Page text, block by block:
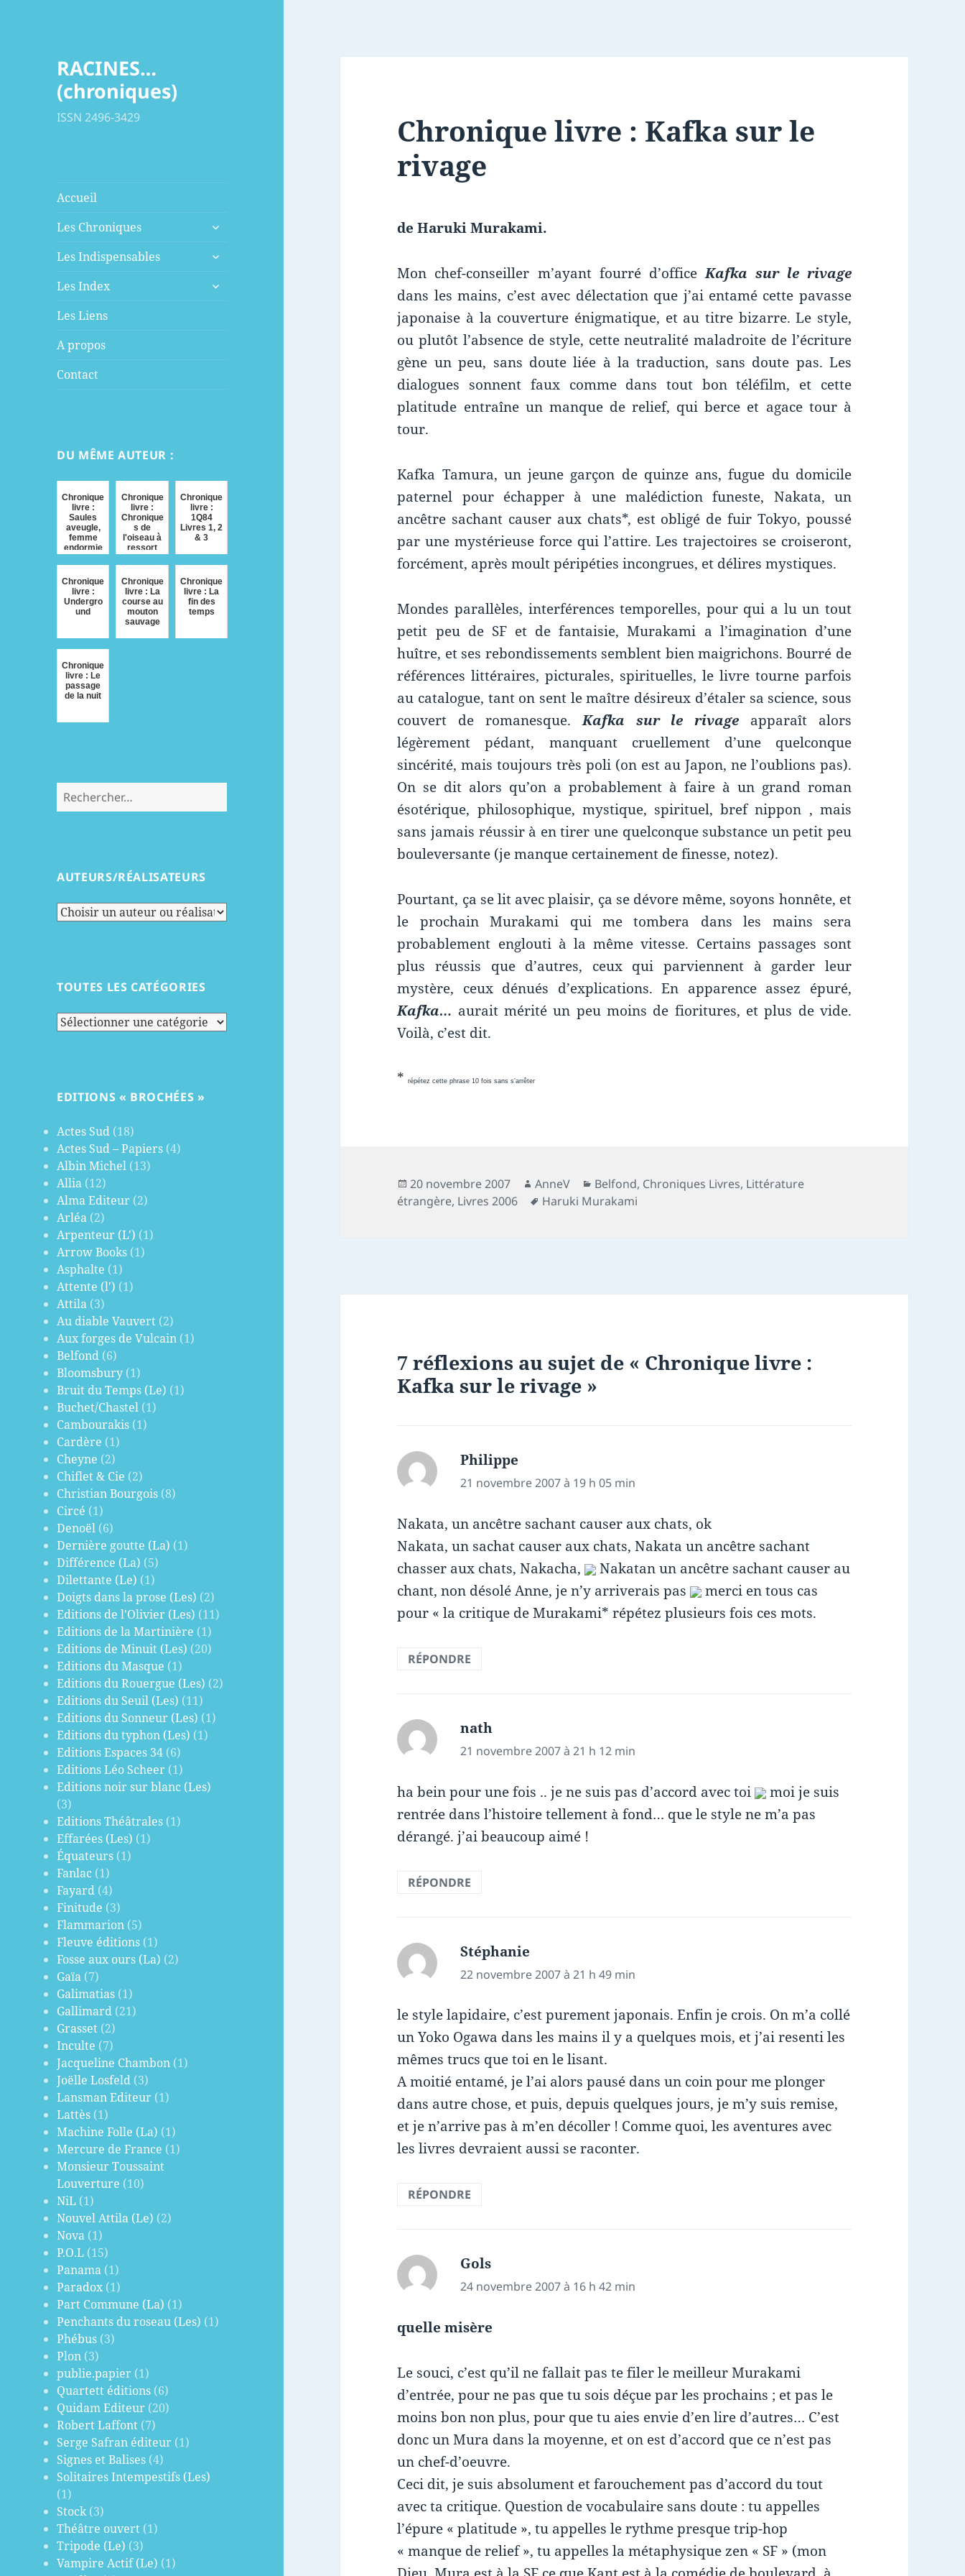
RACINES…
(chroniques)
ISSN 2496-3429
Accueil
Les Chroniques
ouvrir
sous-
Les Indispensables
ouvrir
sous-
Les Index
ouvrir
Les Liens
A propos
Contact
DU MÊME AUTEUR :
Chronique
livre :
Saules
aveugle,
femme
endormie
Chronique
livre :
Chronique
s de
l'oiseau à
ressort
Chronique
livre :
1Q84
Livres 1, 2
& 3
Chronique
livre :
Undergro
und
Chronique
livre : La
course au
mouton
sauvage
Chronique
livre : La
fin des
temps
Chronique
livre : Le
passage
de la nuit
Rechercher :
AUTEURS/RÉALISATEURS
TOUTES LES CATÉGORIES
Toutes
EDITIONS « BROCHÉES »
Actes Sud (18)
Actes Sud – Papiers (4)
Albin Michel (13)
Allia (12)
Alma Editeur (2)
Arléa (2)
Arpenteur (L') (1)
Arrow Books (1)
Asphalte (1)
Attente (l') (1)
Attila (3)
Au diable Vauvert (2)
Aux forges de Vulcain (1)
Belfond (6)
Bloomsbury (1)
Bruit du Temps (Le) (1)
Buchet/Chastel (1)
Cambourakis (1)
Cardère (1)
Cheyne (2)
Chiflet & Cie (2)
Christian Bourgois (8)
Circé (1)
Denoël (6)
Dernière goutte (La) (1)
Différence (La) (5)
Dilettante (Le) (1)
Doigts dans la prose (Les) (2)
Editions de l'Olivier (Les) (11)
Editions de la Martinière (1)
Editions de Minuit (Les) (20)
Editions du Masque (1)
Editions du Rouergue (Les) (2)
Editions du Seuil (Les) (11)
Editions du Sonneur (Les) (1)
Editions du typhon (Les) (1)
Editions Espaces 34 (6)
Editions Léo Scheer (1)
Editions noir sur blanc (Les)
(3)
Editions Théâtrales (1)
Effarées (Les) (1)
Équateurs (1)
Fanlac (1)
Fayard (4)
Finitude (3)
Flammarion (5)
Fleuve éditions (1)
Fosse aux ours (La) (2)
Gaïa (7)
Galimatias (1)
Gallimard (21)
Grasset (2)
Inculte (7)
Jacqueline Chambon (1)
Joëlle Losfeld (3)
Lansman Editeur (1)
Lattès (1)
Machine Folle (La) (1)
Mercure de France (1)
Monsieur Toussaint
Louverture (10)
NiL (1)
Nouvel Attila (Le) (2)
Nova (1)
P.O.L (15)
Panama (1)
Paradox (1)
Part Commune (La) (1)
Penchants du roseau (Les) (1)
Phébus (3)
Plon (3)
publie.papier (1)
Quartett éditions (6)
Quidam Editeur (20)
Robert Laffont (7)
Serge Safran éditeur (1)
Signes et Balises (4)
Solitaires Intempestifs (Les)
(1)
Stock(3)
Théâtre ouvert (1)
Tripode (Le) (3)
Vampire Actif (Le) (1)
Chronique livre : Kafka sur le
rivage
de Haruki Murakami.
Mon chef-conseiller m’ayant fourré d’officeKafka sur le rivage
dans les mains, c’est avec délectation que j’ai entamé cette pavasse
japonaise à la couverture énigmatique, et au titre bizarre. Le style,
ou plutôt l’absence de style, cette neutralité maladroite de l’écriture
gène un peu, sans doute liée à la traduction, sans doute pas. Les
dialogues sonnent faux comme dans tout bon téléfilm, et cette
platitude entraîne un manque de relief, qui berce et agace tour à
tour.
Kafka Tamura, un jeune garçon de quinze ans, fugue du domicile
paternel pour échapper à une malédiction funeste, Nakata, un
ancêtre sachant causer aux chats*, est obligé de fuir Tokyo, poussé
par une mystérieuse force qui l’attire. Les trajectoires se croiseront,
forcément, après moult péripéties incongrues, et délires mystiques.
Mondes parallèles, interférences temporelles, pour qui a lu un tout
petit peu de SF et de fantaisie, Murakami a l’imagination d’une
huître, et ses rebondissements semblent bien maigrichons. Bourré de
références littéraires, picturales, spirituelles, le livre tourne parfois
au catalogue, tant on sent le maître désireux d’étaler sa science, sous
couvert de romanesque.Kafka sur le rivage apparaît alors
légèrement pédant, manquant cruellement d’une quelconque
sincérité, mais toujours très poli (on est au Japon, ne l’oublions pas).
On se dit alors qu’on a probablement à faire à un grand roman
ésotérique, philosophique, mystique, spirituel, bref nippon , mais
sans jamais réussir à en tirer une quelconque substance un petit peu
bouleversante (je manque certainement de finesse, notez).
Pourtant, ça se lit avec plaisir, ça se dévore même, soyons honnête, et
le prochain Murakami qui me tombera dans les mains sera
probablement englouti à la même vitesse. Certains passages sont
plus réussis que d’autres, ceux qui parviennent à garder leur
mystère, ceux dénués d’explications. En apparence assez épuré,
Kafka… aurait mérité un peu moins de fioritures, et plus de vide.
Voilà, c’est dit.
*répétez cette phrase 10 fois sans s’arrêter
Publié
le
20 novembre 2007 Auteur
AnneV Catégories
Belfond, Chroniques Livres, Littérature
étrangère, Livres 2006
Mots-
Haruki Murakami
7 réflexions au sujet de « Chronique livre :
Kafka sur le rivage »
Philippe
21 novembre 2007 à 19 h 05 min
Nakata, un ancêtre sachant causer aux chats, ok
Nakata, un sachat causer aux chats, Nakata un ancêtre sachant
chasser aux chats, Nakacha,
Nakatan un ancêtre sachant causer au
chant, non désolé Anne, je n’y arriverais pas
merci en tous cas
pour « la critique de Murakami* répétez plusieurs fois ces mots.
RÉPONDRE
nath
21 novembre 2007 à 21 h 12 min
ha bein pour une fois .. je ne suis pas d’accord avec toi
moi je suis
rentrée dans l’histoire tellement à fond… que le style ne m’a pas
dérangé. j’ai beaucoup aimé !
RÉPONDRE
Stéphanie
22 novembre 2007 à 21 h 49 min
le style lapidaire, c’est purement japonais. Enfin je crois. On m’a collé
un Yoko Ogawa dans les mains il y a quelques mois, et j’ai resenti les
mêmes trucs que toi en le lisant.
A moitié entamé, je l’ai alors pausé dans un coin pour me plonger
dans autre chose, et puis, depuis quelques jours, je m’y suis remise,
et je n’arrive pas à m’en décoller ! Comme quoi, les aventures avec
les livres devraient aussi se raconter.
RÉPONDRE
Gols
24 novembre 2007 à 16 h 42 min
quelle misère
Le souci, c’est qu’il ne fallait pas te filer le meilleur Murakami
d’entrée, pour ne pas que tu sois déçue par les prochains ; et pas le
moins bon non plus, pour que tu aies envie d’en lire d’autres… C’est
donc un Mura dans la moyenne, et on est d’accord que ce n’est pas
un chef-d’oeuvre.
Ceci dit, je suis absolument et farouchement pas d’accord du tout
avec ta critique. Question de vocabulaire sans doute : tu appelles
l’épure « platitude », tu appelles le rythme presque trip-hop
« manque de relief », tu appelles la métaphysique zen « SF » (mon